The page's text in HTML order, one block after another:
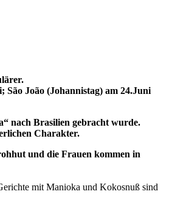
João (Johannistag) am 24.Juni
nach Brasilien gebracht wurde.
Charakter.
und die Frauen kommen in
mit Manioka und Kokosnuß sind